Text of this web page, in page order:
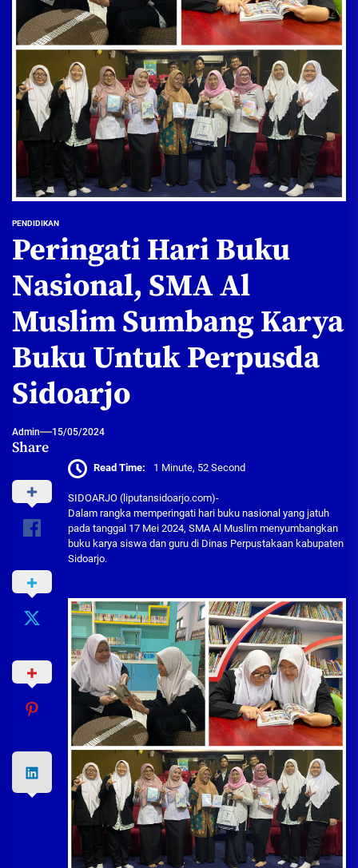
PENDIDIKAN
Peringati Hari Buku
Nasional, SMA Al
Muslim Sumbang Karya
Buku Untuk Perpusda
Sidoarjo
Admin 15/05/2024
Share
Read Time: 1 Minute, 52 Second
SIDOARJO (liputansidoarjo.com)-
Dalam rangka memperingati hari buku nasional yang jatuh
pada tanggal 17 Mei 2024, SMA Al Muslim menyumbangkan
buku karya siswa dan guru di Dinas Perpustakaan kabupaten
Sidoarjo.